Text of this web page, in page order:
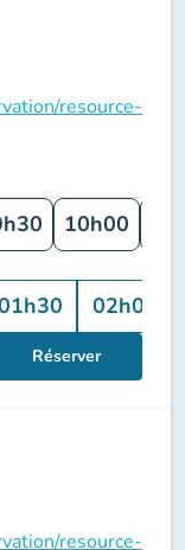
resource-
10h00
02h00
Réserver
resource-